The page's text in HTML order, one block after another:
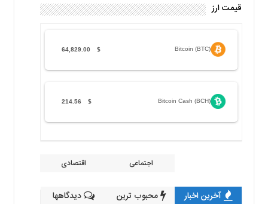
قیمت ارز
Bitcoin (BTC)
$
64,829.00
Bitcoin Cash (BCH)
$
214.56
اجتماعی اقتصادی
آخرین اخبار محبوب ترین دیدگاهها